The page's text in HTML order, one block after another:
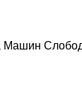
Машин